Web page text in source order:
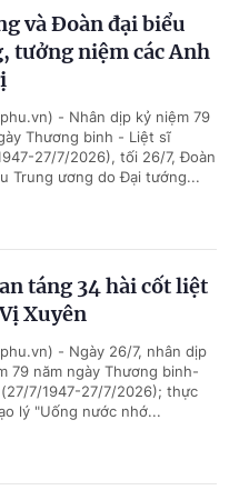
và Đoàn đại biểu
tưởng niệm các Anh
- Nhân dịp kỷ niệm 79
Thương binh - Liệt sĩ
27/7/2026), tối 26/7, Đoàn
Trung ương do Đại tướng...
táng 34 hài cốt liệt
Xuyên
- Ngày 26/7, nhân dịp
79 năm ngày Thương binh-
7/1947-27/7/2026); thực
lý "Uống nước nhớ...